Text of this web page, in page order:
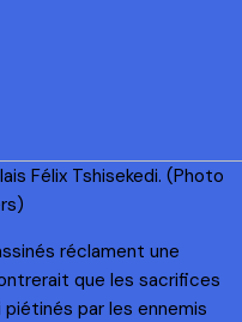
Félix Tshisekedi. (Photo
réclament une
que les sacrifices
par les ennemis